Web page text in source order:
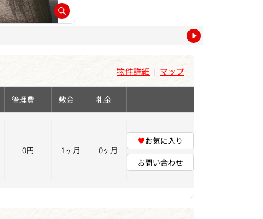
物件詳細 | マップ
管理費 敷金 礼金
0円 1ヶ月 0ヶ月
♥お気に入り
お問い合わせ